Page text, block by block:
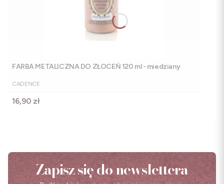
FARBA METALICZNA DO ZŁOCEŃ 120 ml - miedziany
PRODUCENT
CADENCE
Cena
16,90 zł
Zapisz się do newslettera